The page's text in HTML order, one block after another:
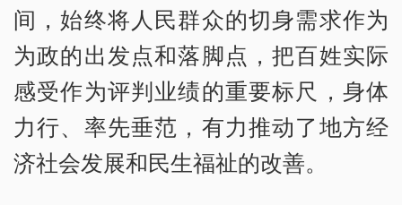
间，始终将人民群众的切身需求作为
为政的出发点和落脚点，把百姓实际
感受作为评判业绩的重要标尺，身体
力行、率先垂范，有力推动了地方经
济社会发展和民生福祉的改善。